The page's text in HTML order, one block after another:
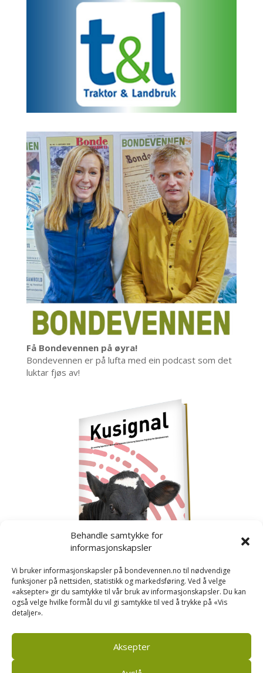
Behandle samtykke for
informasjonskapsler
Vi bruker informasjonskapsler på bondevennen.no til nødvendige
funksjoner på nettsiden, statistikk og markedsføring. Ved å velge
«aksepter» gir du samtykke til vår bruk av informasjonskapsler. Du kan
også velge hvilke formål du vil gi samtykke til ved å trykke på «Vis
detaljer».
Aksepter
Få Bondevennen på øyra!
Bondevennen er på lufta med ein podcast som det
luktar fjøs av!
Kusignal
om kusignal i eit eige hefte.